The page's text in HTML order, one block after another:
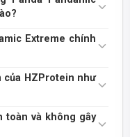
Extreme chính
của HZProtein như
toàn và không gây